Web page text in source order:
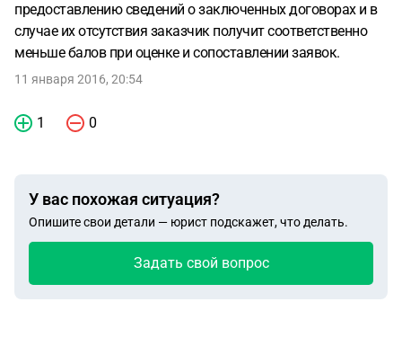
предоставлению сведений о заключенных договорах и в
случае их отсутствия заказчик получит соответственно
меньше балов при оценке и сопоставлении заявок.
11 января 2016, 20:54
1 0
У вас похожая ситуация?
Опишите свои детали — юрист подскажет, что делать.
Задать свой вопрос